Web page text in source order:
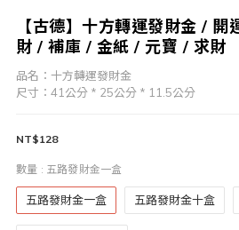
【古德】十方轉運發財金 /
財 / 補庫 / 金紙 / 元寶 / 求財
品名：十方轉運發財金
尺寸：41公分 * 25公分 * 11.5公分
NT$128
數量 : 五路發財金一盒
五路發財金一盒 五路發財金十盒